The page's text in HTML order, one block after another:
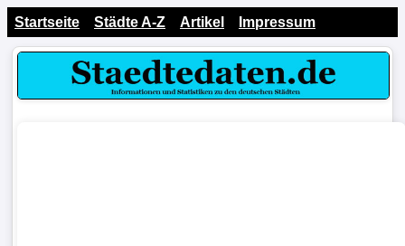
Startseite Städte A-Z Artikel Impressum